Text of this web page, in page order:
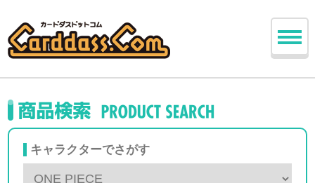
キャラクターでさがす